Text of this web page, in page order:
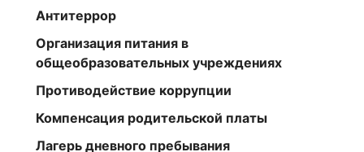
Антитеррор
Организация питания в
общеобразовательных учреждениях
Противодействие коррупции
Компенсация родительской платы
Лагерь дневного пребывания